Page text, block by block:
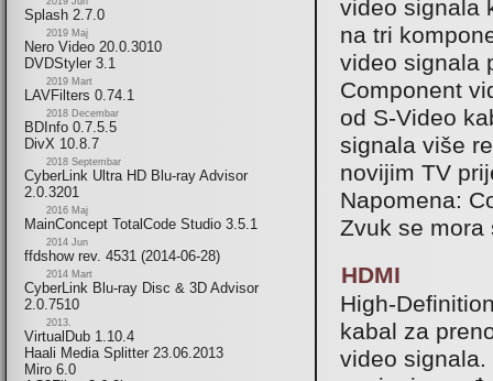
Splash 2.7.0
2019 Maj
Nero Video 20.0.3010
DVDStyler 3.1
2019 Mart
LAVFilters 0.74.1
2018 Decembar
BDInfo 0.7.5.5
DivX 10.8.7
2018 Septembar
CyberLink Ultra HD Blu-ray Advisor
2.0.3201
2016 Maj
MainConcept TotalCode Studio 3.5.1
2014 Jun
ffdshow rev. 4531 (2014-06-28)
2014 Mart
CyberLink Blu-ray Disc & 3D Advisor
2.0.7510
2013.
VirtualDub 1.10.4
Haali Media Splitter 23.06.2013
Miro 6.0
video signala
na tri
video signala
Component
od S-Video
signala više
novijim TV
Napomena:
Zvuk se mora
HDMI
High-
kabal za
video